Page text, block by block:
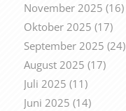
November 2025 (16)
Oktober 2025 (17)
September 2025 (24)
August 2025 (17)
Juli 2025 (11)
Juni 2025 (14)